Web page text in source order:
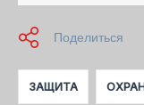
ЗАЩИТА